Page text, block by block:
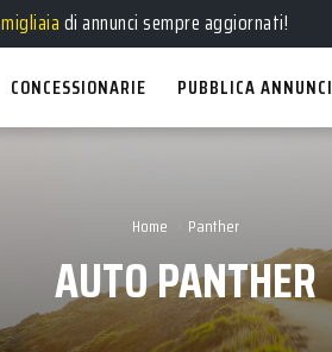
migliaiadi annunci sempre aggiornati!
CONCESSIONARIE PUBBLICA ANNUNCI
Home Panther
AUTO PANTHER